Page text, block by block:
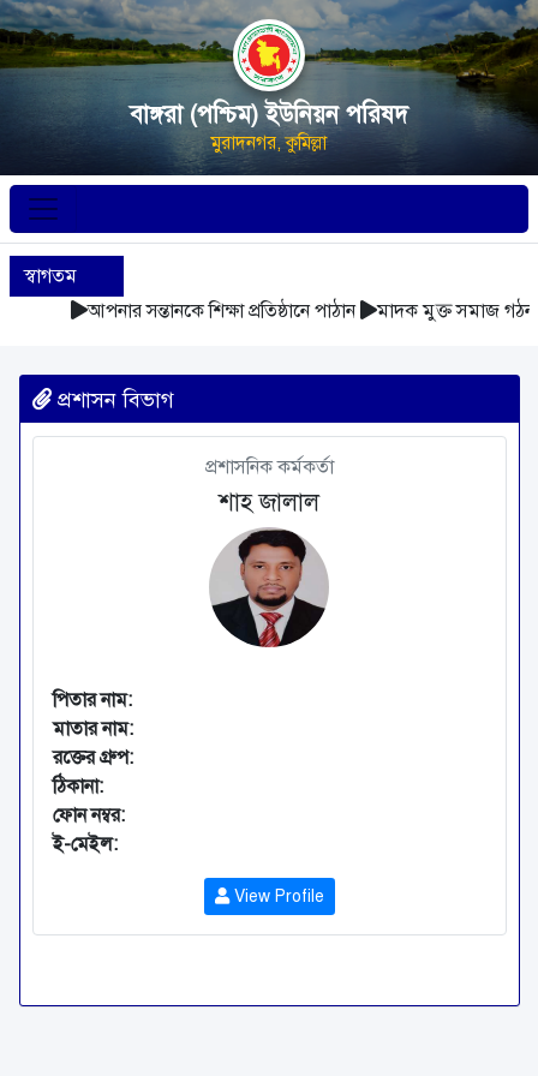
বাঙ্গরা (পশ্চিম) ইউনিয়ন পরিষদ
মুরাদনগর, কুমিল্লা
স্বাগতম
আপনার সন্তানকে শিক্ষা প্রতিষ্ঠানে পাঠান
মাদক মুক্ত সমাজ গঠন
প্রশাসন বিভাগ
প্রশাসনিক কর্মকর্তা
শাহ জালাল
পিতার নাম:
মাতার নাম:
রক্তের গ্রুপ:
ঠিকানা:
ফোন নম্বর:
ই-মেইল:
View Profile